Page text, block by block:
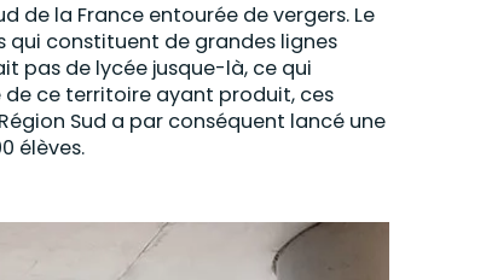
de la France entourée de vergers. Le
qui constituent de grandes lignes
pas de lycée jusque-là, ce qui
de ce territoire ayant produit, ces
Sud a par conséquent lancé une
élèves.